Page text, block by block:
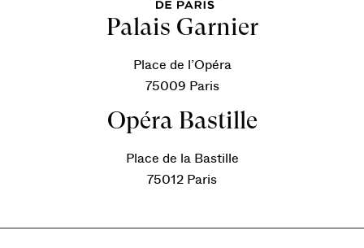
Palais Garnier
Place de l’Opéra
75009 Paris
Opéra Bastille
Place de la Bastille
75012 Paris